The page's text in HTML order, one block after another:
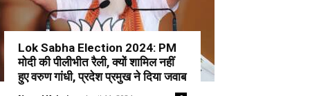
Lok Sabha Election 2024: PM
मोदी की पीलीभीत रैली, क्यों शामिल नहीं
हुए वरुण गांधी, प्रदेश प्रमुख ने दिया जवाब